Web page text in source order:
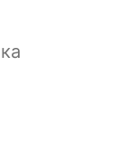
для
площадка.